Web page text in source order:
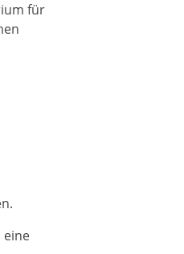
für
eine